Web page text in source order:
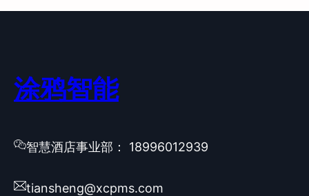
涂鸦智能
智慧酒店事业部： 18996012939
tiansheng@xcpms.com